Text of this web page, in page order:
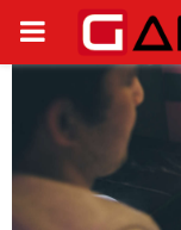
PRIMARY
MENU